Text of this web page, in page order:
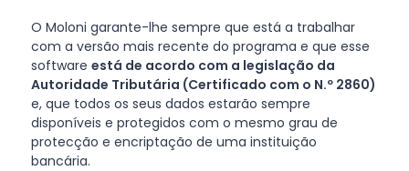
O Moloni garante-lhe sempre que está a trabalhar
com a versão mais recente do programa e que esse
software está de acordo com a legislação da
Autoridade Tributária (Certificado com o N.º 2860)
e, que todos os seus dados estarão sempre
disponíveis e protegidos com o mesmo grau de
protecção e encriptação de uma instituição
bancária.